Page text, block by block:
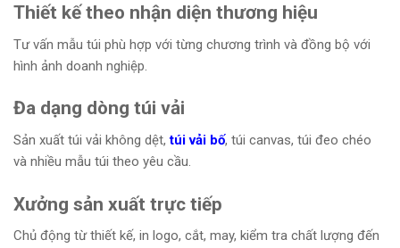
Thiết kế theo nhận diện thương hiệu
Tư vấn mẫu túi phù hợp với từng chương trình và đồng bộ với
hình ảnh doanh nghiệp.
Đa dạng dòng túi vải
Sản xuất túi vải không dệt,túi vải bố, túi canvas, túi đeo chéo
và nhiều mẫu túi theo yêu cầu.
Xưởng sản xuất trực tiếp
Chủ động từ thiết kế, in logo, cắt, may, kiểm tra chất lượng đến